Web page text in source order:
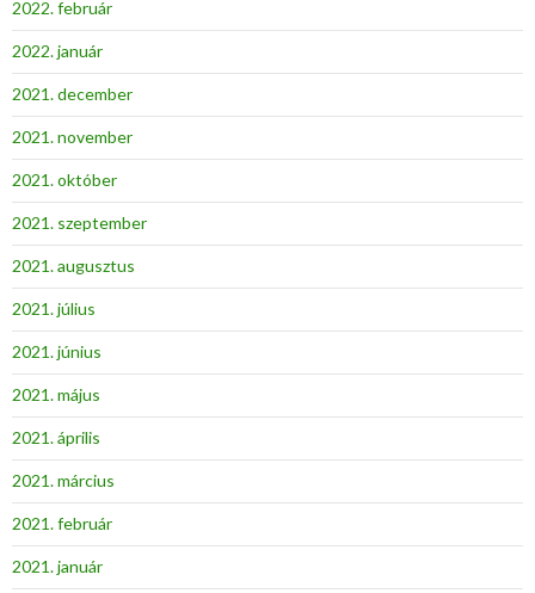
2022. február
2022. január
2021. december
2021. november
2021. október
2021. szeptember
2021. augusztus
2021. július
2021. június
2021. május
2021. április
2021. március
2021. február
2021. január